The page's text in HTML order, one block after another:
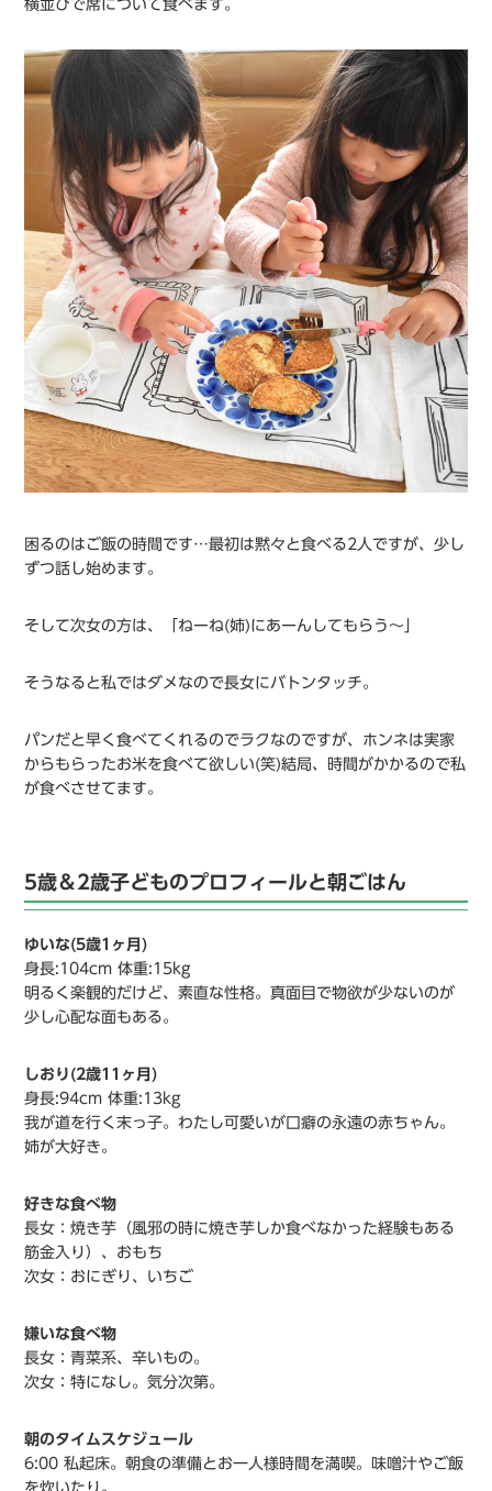
横並びで席について食べます。
困るのはご飯の時間です…最初は黙々と食べる2人ですが、少し
ずつ話し始めます。
そして次女の方は、「ねーね(姉)にあーんしてもらう〜」
そうなると私ではダメなので長女にバトンタッチ。
パンだと早く食べてくれるのでラクなのですが、ホンネは実家
からもらったお米を食べて欲しい(笑)結局、時間がかかるので私
が食べさせてます。
5歳＆2歳子どものプロフィールと朝ごはん
ゆいな(5歳1ヶ月)
身長:104cm 体重:15kg
明るく楽観的だけど、素直な性格。真面目で物欲が少ないのが
少し心配な面もある。
しおり(2歳11ヶ月)
身長:94cm 体重:13kg
我が道を行く末っ子。わたし可愛いが口癖の永遠の赤ちゃん。
姉が大好き。
好きな食べ物
長女：焼き芋（風邪の時に焼き芋しか食べなかった経験もある
筋金入り）、おもち
次女：おにぎり、いちご
嫌いな食べ物
長女：青菜系、辛いもの。
次女：特になし。気分次第。
朝のタイムスケジュール
6:00 私起床。朝食の準備とお一人様時間を満喫。味噌汁やご飯
を炊いたり。